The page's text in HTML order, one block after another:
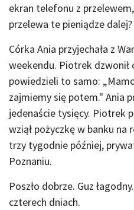
ekran telefonu z
przelewa te pieniądze dalej?
Córka Ania przyjechała z
weekendu. Piotrek dzwonił
powiedzieli to samo:
zajmiemy się potem." Ania
jedenaście tysięcy. Piotrek
wziął pożyczkę w banku na
trzy tygodnie później,
Poznaniu.
Poszło dobrze. Guz
czterech dniach.